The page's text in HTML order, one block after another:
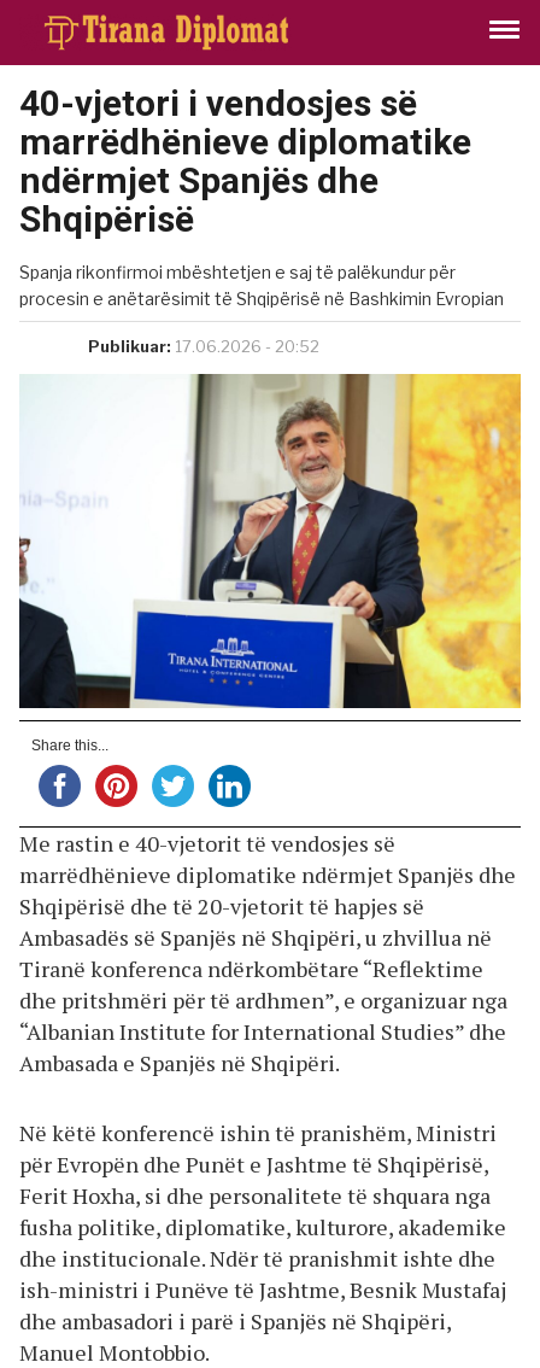
40-vjetori i vendosjes së
marrëdhënieve diplomatike
ndërmjet Spanjës dhe
Shqipërisë
Spanja rikonfirmoi mbështetjen e saj të palëkundur për
procesin e anëtarësimit të Shqipërisë në Bashkimin Evropian
Publikuar: 17.06.2026 - 20:52
Share this...
Me rastin e 40-vjetorit të vendosjes së
marrëdhënieve diplomatike ndërmjet Spanjës dhe
Shqipërisë dhe të 20-vjetorit të hapjes së
Ambasadës së Spanjës në Shqipëri, u zhvillua në
Tiranë konferenca ndërkombëtare “Reflektime
dhe pritshmëri për të ardhmen”, e organizuar nga
“Albanian Institute for International Studies” dhe
Ambasada e Spanjës në Shqipëri.
Në këtë konferencë ishin të pranishëm, Ministri
për Evropën dhe Punët e Jashtme të Shqipërisë,
Ferit Hoxha, si dhe personalitete të shquara nga
fusha politike, diplomatike, kulturore, akademike
dhe institucionale. Ndër të pranishmit ishte dhe
ish-ministri i Punëve të Jashtme, Besnik Mustafaj
dhe ambasadori i parë i Spanjës në Shqipëri,
Manuel Montobbio.